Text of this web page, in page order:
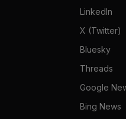
LinkedIn
X (Twitter)
Bluesky
Threads
Google
Bing News